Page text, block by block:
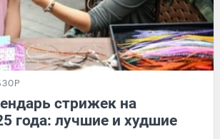
стрижек на
года: лучшие и худшие